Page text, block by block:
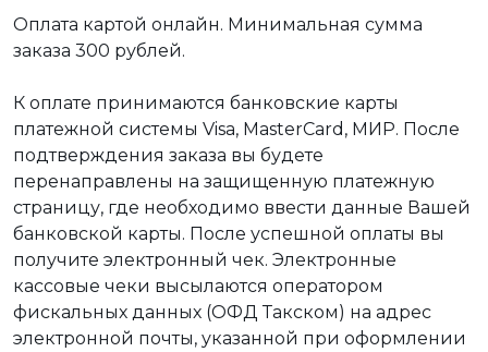
Оплата картой онлайн. Минимальная сумма
заказа 300 рублей.
К оплате принимаются банковские карты
платежной системы Visa, MasterCard, МИР. После
подтверждения заказа вы будете
перенаправлены на защищенную платежную
страницу, где необходимо ввести данные Вашей
банковской карты. После успешной оплаты вы
получите электронный чек. Электронные
кассовые чеки высылаются оператором
фискальных данных (ОФД Такском) на адрес
электронной почты, указанной при оформлении